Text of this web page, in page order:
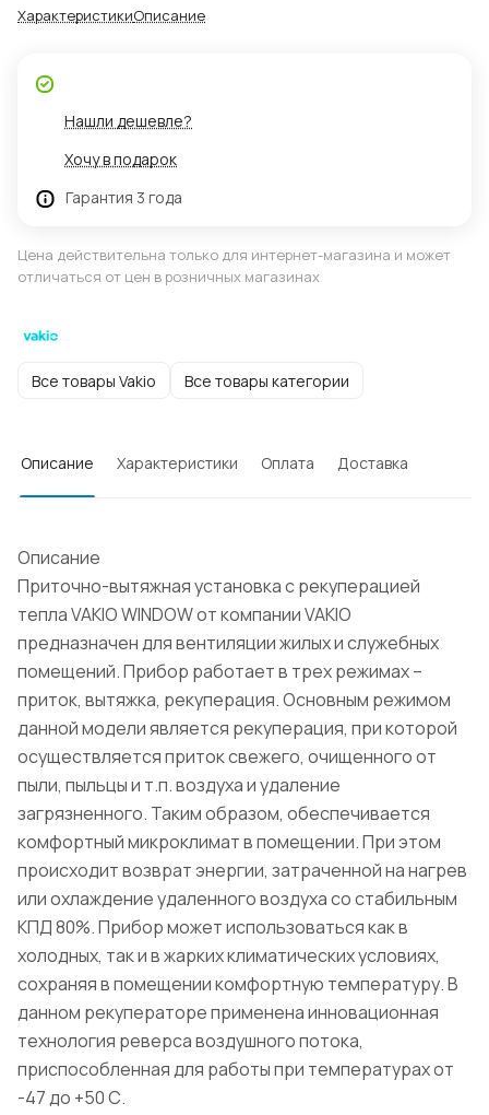
ХарактеристикиОписание
Нашли дешевле?
Хочу в подарок
Гарантия 3 года
Цена действительна только для интернет-магазина и может
отличаться от цен в розничных магазинах
Все товары Vakio Все товары категории
Описание Характеристики Оплата Доставка
Описание
Приточно-вытяжная установка с рекуперацией
тепла VAKIO WINDOW от компании VAKIO
предназначен для вентиляции жилых и служебных
помещений. Прибор работает в трех режимах –
приток, вытяжка, рекуперация. Основным режимом
данной модели является рекуперация, при которой
осуществляется приток свежего, очищенного от
пыли, пыльцы и т.п. воздуха и удаление
загрязненного. Таким образом, обеспечивается
комфортный микроклимат в помещении. При этом
происходит возврат энергии, затраченной на нагрев
или охлаждение удаленного воздуха со стабильным
КПД 80%. Прибор может использоваться как в
холодных, так и в жарких климатических условиях,
сохраняя в помещении комфортную температуру. В
данном рекуператоре применена инновационная
технология реверса воздушного потока,
приспособленная для работы при температурах от
-47 до +50 С.